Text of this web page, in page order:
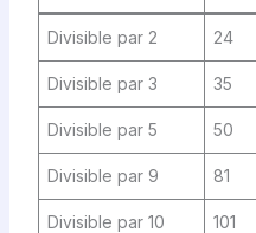
Divisible par 2 24
Divisible par 3 35
Divisible par 5 50
Divisible par 9 81
Divisible par 10 101